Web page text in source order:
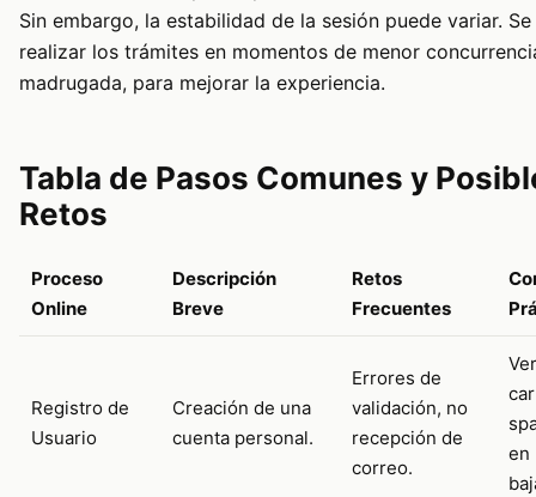
Sin embargo, la estabilidad de la sesión puede variar.
realizar los trámites en momentos de menor
madrugada, para mejorar la experiencia.
Tabla de Pasos Comunes y
Retos
Proceso
Online
Descripción
Breve
Retos
Frecuentes
Registro de
Usuario
Creación de una
cuenta personal.
Errores de
validación, no
recepción de
correo.
en